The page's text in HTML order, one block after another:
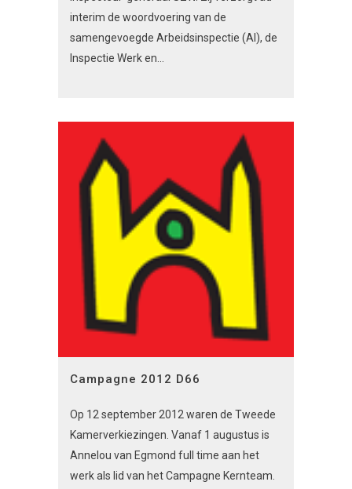
interim de woordvoering van de
samengevoegde Arbeidsinspectie (AI), de
Inspectie Werk en...
Campagne 2012 D66
Op 12 september 2012 waren de Tweede
Kamerverkiezingen. Vanaf 1 augustus is
Annelou van Egmond full time aan het
werk als lid van het Campagne Kernteam.